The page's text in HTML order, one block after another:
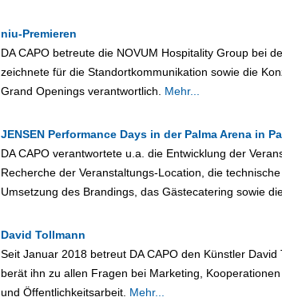
niu-Premieren
DA CAPO betreute die NOVUM Hospitality Group bei
zeichnete für die Standortkommunikation sowie die
Grand Openings verantwortlich. Mehr...
JENSEN Performance Days in der Palma Arena in
DA CAPO verantwortete u.a. die Entwicklung der
Recherche der Veranstaltungs-Location, die
Umsetzung des Brandings, das Gästecatering sowie
David Tollmann
Seit Januar 2018 betreut DA CAPO den Künstler
berät ihn zu allen Fragen bei Marketing,
und Öffentlichkeitsarbeit. Mehr...